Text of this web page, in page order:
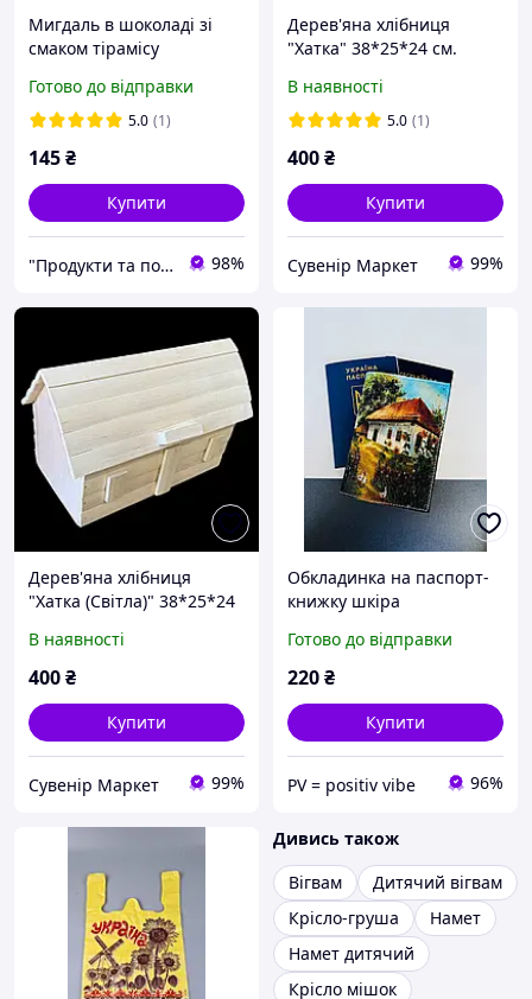
Мигдаль в шоколаді зі
смаком тірамісу
Готово до відправки
5.0 (1)
145₴
Купити
"Продукти та побутова хімія" 98%
Дерев'яна хлібниця
"Хатка" 38*25*24 см.
В наявності
5.0 (1)
400₴
Купити
Сувенір Маркет 99%
Дерев'яна хлібниця
"Хатка (Світла)" 38*25*24
заготовка для декупажу
В наявності
400₴
Купити
Сувенір Маркет 99%
Обкладинка на паспорт-
книжку шкіра
,біометричний ,воєний
білет хатка (арт. 733)
Готово до відправки
220₴
Купити
PV = positiv vibe 96%
Дивись також
Вігвам
Дитячий вігвам
Крісло-груша
Намет
Намет дитячий
Крісло мішок